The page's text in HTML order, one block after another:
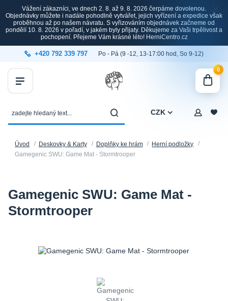
Vážení zákazníci, ve dnech 2. 8. až 9. 8. 2026 čerpáme dovolenou.
Objednávky můžete i nadále pohodlně vytvářet, jejich vyřízení a expedice však
proběhnou až po našem návratu. S vyřizováním objednávek začneme od
pondělí 10. 8. 2026 v pořadí, v jakém byly přijaty. Děkujeme za Vaši trpělivost a
pochopení. Přejeme Vám krásné léto! HerniCentro.cz
CZK
+420 792 339 797 Po - Pá (9 -12, 13-17:00 hod, So 9-12)
0
Úvod Deskovky & Karty Doplňky ke hrám
Herní podložky
Gamegenic SWU: Game Mat - Stormtrooper
Gamegenic SWU: Game Mat -
Stormtrooper